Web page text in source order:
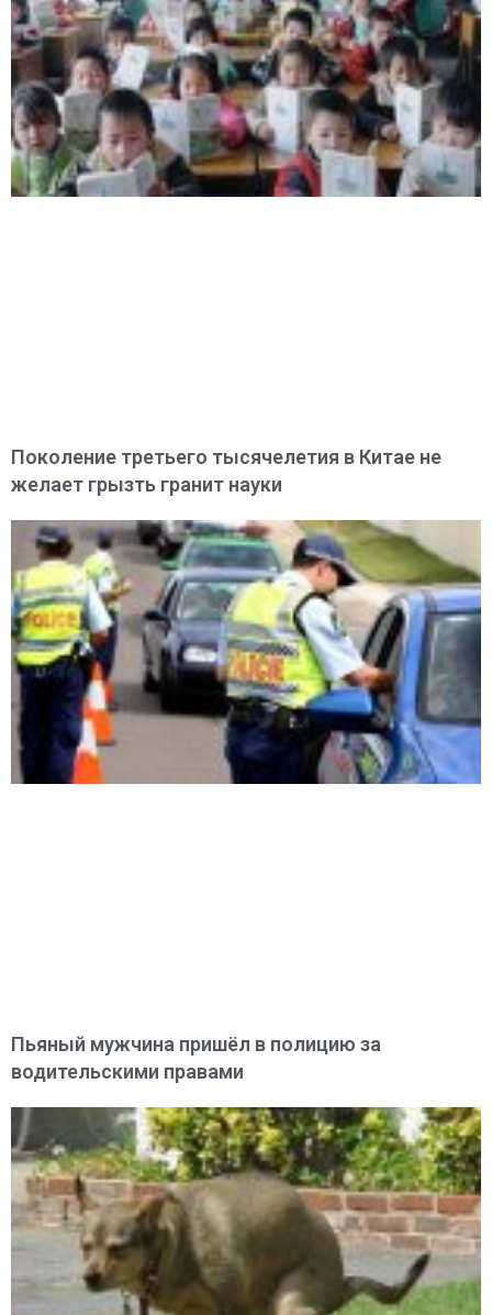
Поколение третьего тысячелетия в Китае не
желает грызть гранит науки
Пьяный мужчина пришёл в полицию за
водительскими правами